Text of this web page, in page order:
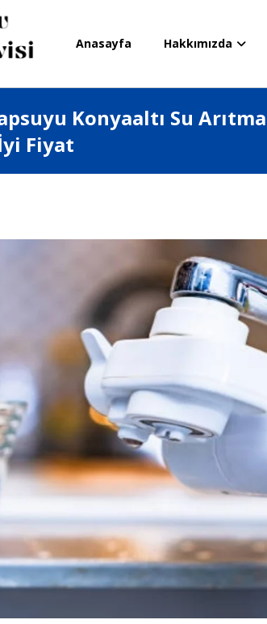
Anasayfa Hakkımızda
Konyaaltı Su Arıtma
Fiyat